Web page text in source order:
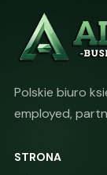
Polskie biuro
employed,
STRONA